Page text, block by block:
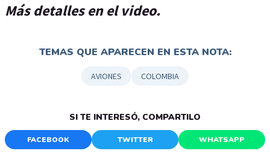
Más detalles en el video.
TEMAS QUE APARECEN EN ESTA NOTA:
AVIONES COLOMBIA
SI TE INTERESÓ, COMPARTILO
FACEBOOK TWITTER WHATSAPP